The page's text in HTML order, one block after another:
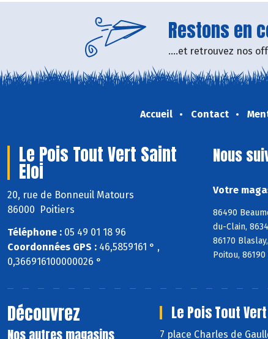
Restons en
....et retrouvez nos
Accueil Contact
Le Pois Tout Vert Saint
Eloi
20, rue de Bonneuil Matours
86000 Poitiers
Téléphone : 05 49 01 18 96
Coordonnées GPS : 46,5859161 ° ,
0,366916100000026 °
Nous
Votre
86490
du-Clain,
86170
Poitou,
Découvrez
Nos autres magasins
Le Pois Tout
7 place Charles de